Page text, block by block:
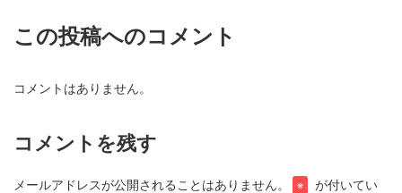
この投稿へのコメント
コメントはありません。
コメントを残す
メールアドレスが公開されることはありません。 ※
が付いてい